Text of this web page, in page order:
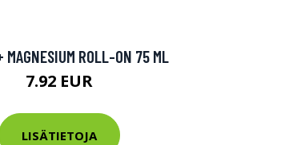
MAGNESIUM ROLL-ON 75 ML
7.92 EUR
LISÄTIETOJA